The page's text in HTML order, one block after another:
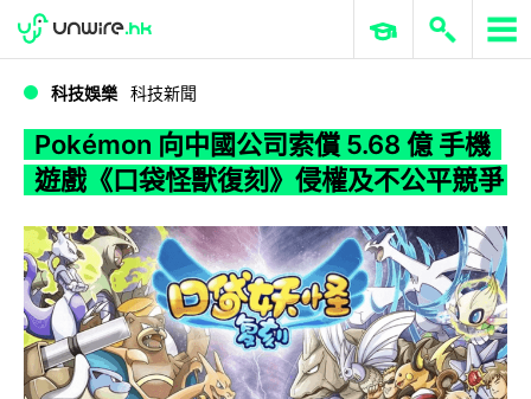
WWDC 2026 ERP 與商業 AI
科技娛樂 科技新聞
Pokémon 向中國公司索償 5.68 億 手機
遊戲《口袋怪獸復刻》侵權及不公平競爭